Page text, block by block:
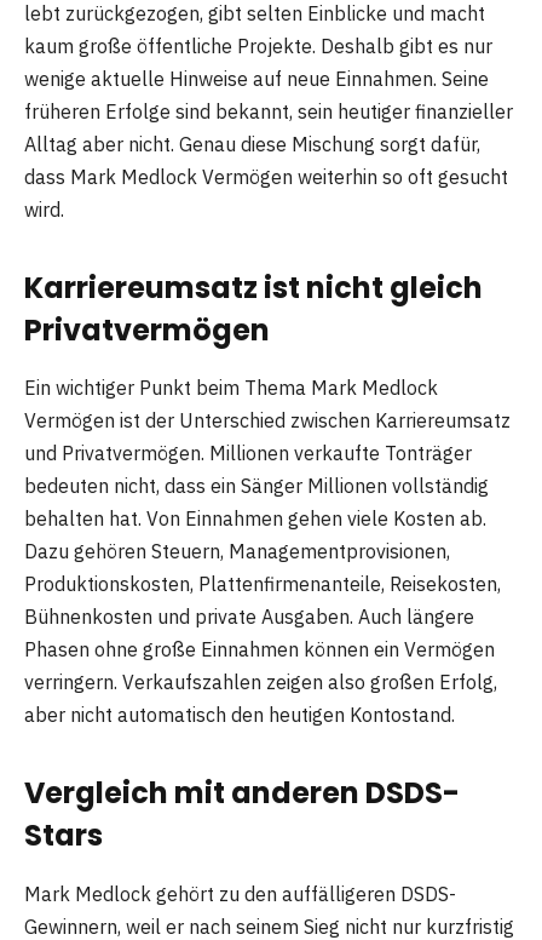
lebt zurückgezogen, gibt selten Einblicke und macht
kaum große öffentliche Projekte. Deshalb gibt es nur
wenige aktuelle Hinweise auf neue Einnahmen. Seine
früheren Erfolge sind bekannt, sein heutiger finanzieller
Alltag aber nicht. Genau diese Mischung sorgt dafür,
dass Mark Medlock Vermögen weiterhin so oft gesucht
wird.
Karriereumsatz ist nicht gleich
Privatvermögen
Ein wichtiger Punkt beim Thema Mark Medlock
Vermögen ist der Unterschied zwischen Karriereumsatz
und Privatvermögen. Millionen verkaufte Tonträger
bedeuten nicht, dass ein Sänger Millionen vollständig
behalten hat. Von Einnahmen gehen viele Kosten ab.
Dazu gehören Steuern, Managementprovisionen,
Produktionskosten, Plattenfirmenanteile, Reisekosten,
Bühnenkosten und private Ausgaben. Auch längere
Phasen ohne große Einnahmen können ein Vermögen
verringern. Verkaufszahlen zeigen also großen Erfolg,
aber nicht automatisch den heutigen Kontostand.
Vergleich mit anderen DSDS-
Stars
Mark Medlock gehört zu den auffälligeren DSDS-
Gewinnern, weil er nach seinem Sieg nicht nur kurzfristig